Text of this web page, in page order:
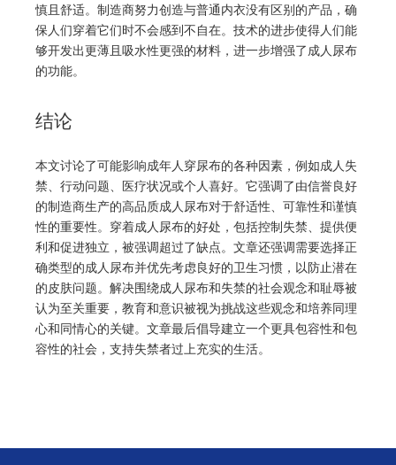
慎且舒适。制造商努力创造与普通内衣没有区别的产品，确
保人们穿着它们时不会感到不自在。技术的进步使得人们能
够开发出更薄且吸水性更强的材料，进一步增强了成人尿布
的功能。
结论
本文讨论了可能影响成年人穿尿布的各种因素，例如成人失
禁、行动问题、医疗状况或个人喜好。它强调了由信誉良好
的制造商生产的高品质成人尿布对于舒适性、可靠性和谨慎
性的重要性。穿着成人尿布的好处，包括控制失禁、提供便
利和促进独立，被强调超过了缺点。文章还强调需要选择正
确类型的成人尿布并优先考虑良好的卫生习惯，以防止潜在
的皮肤问题。解决围绕成人尿布和失禁的社会观念和耻辱被
认为至关重要，教育和意识被视为挑战这些观念和培养同理
心和同情心的关键。文章最后倡导建立一个更具包容性和包
容性的社会，支持失禁者过上充实的生活。